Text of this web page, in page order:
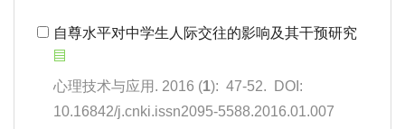
): 47-52. DOI:
10.16842/j.cnki.issn2095-5588.2016.01.007